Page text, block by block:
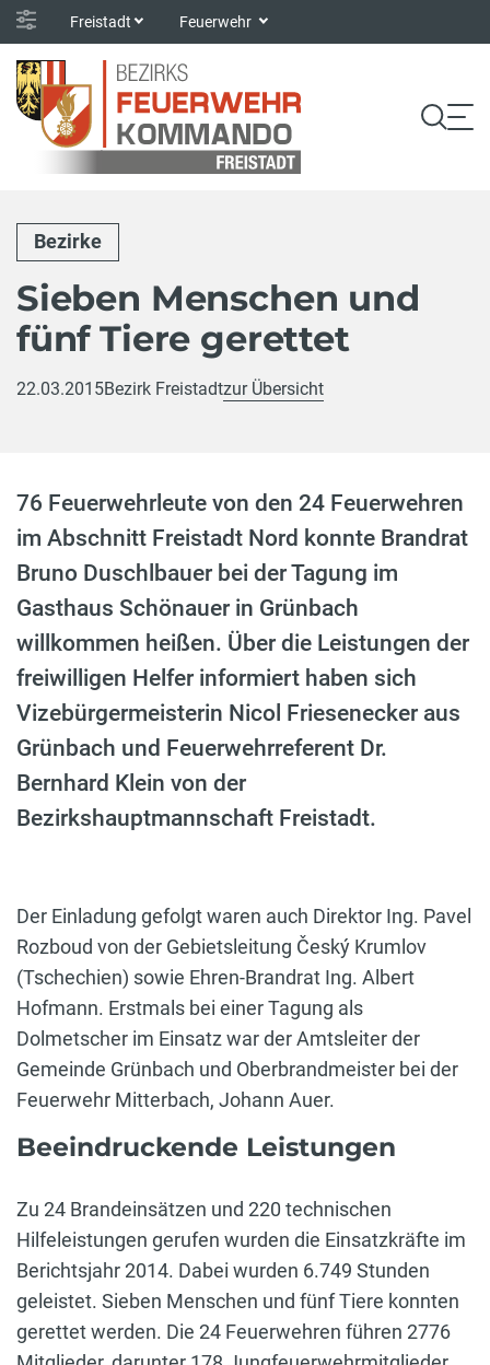
Freistadt Feuerwehr
Bezirke
Sieben Menschen und
fünf Tiere gerettet
22.03.2015Bezirk Freistadtzur Übersicht
76 Feuerwehrleute von den 24 Feuerwehren
im Abschnitt Freistadt Nord konnte Brandrat
Bruno Duschlbauer bei der Tagung im
Gasthaus Schönauer in Grünbach
willkommen heißen. Über die Leistungen der
freiwilligen Helfer informiert haben sich
Vizebürgermeisterin Nicol Friesenecker aus
Grünbach und Feuerwehrreferent Dr.
Bernhard Klein von der
Bezirkshauptmannschaft Freistadt.
Der Einladung gefolgt waren auch Direktor Ing. Pavel
Rozboud von der Gebietsleitung Český Krumlov
(Tschechien) sowie Ehren-Brandrat Ing. Albert
Hofmann. Erstmals bei einer Tagung als
Dolmetscher im Einsatz war der Amtsleiter der
Gemeinde Grünbach und Oberbrandmeister bei der
Feuerwehr Mitterbach, Johann Auer.
Beeindruckende Leistungen
Zu 24 Brandeinsätzen und 220 technischen
Hilfeleistungen gerufen wurden die Einsatzkräfte im
Berichtsjahr 2014. Dabei wurden 6.749 Stunden
geleistet. Sieben Menschen und fünf Tiere konnten
gerettet werden. Die 24 Feuerwehren führen 2776